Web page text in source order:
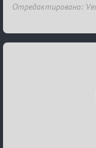
Отредактировано: